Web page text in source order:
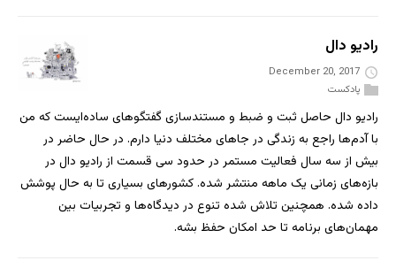
رادیو دال
December 20, 2017
پادکست
رادیو دال حاصل ثبت و ضبط و مستندسازی گفتگوهای ساده‌ایست که من
با آدم‌ها راجع به زندگی در جاهای مختلف دنیا دارم. در حال حاضر در
بیش از سه سال فعالیت مستمر در حدود سی قسمت از رادیو دال در
بازه‌های زمانی یک ماهه منتشر شده. کشورهای بسیاری تا به حال پوشش
داده شده. همچنین تلاش شده تنوع در دیدگاه‌ها و تجربیات بین
مهمان‌های برنامه تا حد امکان حفظ بشه.